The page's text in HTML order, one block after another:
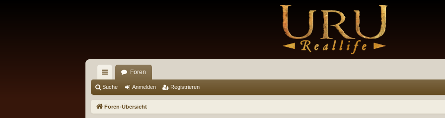
ch
ne
Foren
Suche Anmelden Registrieren
Foren-Übersicht